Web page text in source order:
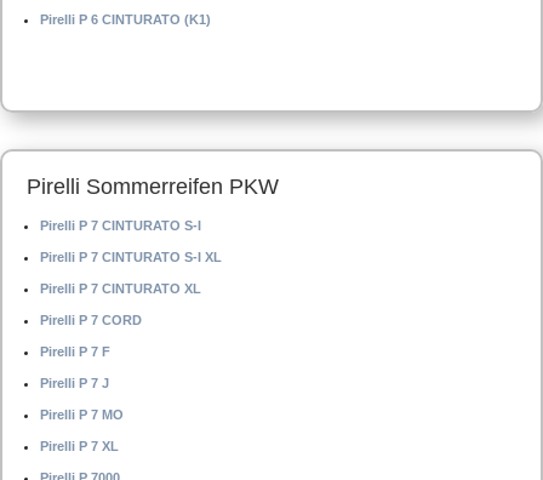
Pirelli P 6 CINTURATO (K1)
Pirelli Sommerreifen PKW
Pirelli P 7 CINTURATO S-I
Pirelli P 7 CINTURATO S-I XL
Pirelli P 7 CINTURATO XL
Pirelli P 7 CORD
Pirelli P 7 F
Pirelli P 7 J
Pirelli P 7 MO
Pirelli P 7 XL